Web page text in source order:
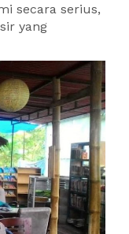
secara serius,
yang